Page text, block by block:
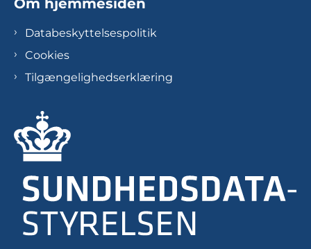
Om hjemmesiden
Databeskyttelsespolitik
Cookies
Tilgængelighedserklæring